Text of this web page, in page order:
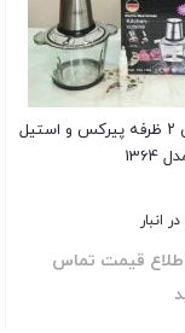
خردکن ۲ ظرفه پیرکس و استیل
1364
اطلاع قیمت تماس